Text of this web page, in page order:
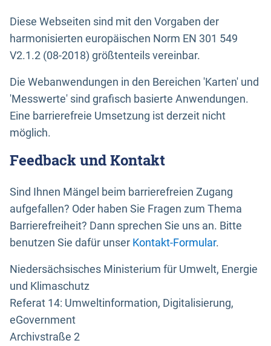
Diese Webseiten sind mit den Vorgaben der
harmonisierten europäischen Norm EN 301 549
V2.1.2 (08-2018) größtenteils vereinbar.
Die Webanwendungen in den Bereichen 'Karten' und
'Messwerte' sind grafisch basierte Anwendungen.
Eine barrierefreie Umsetzung ist derzeit nicht
möglich.
Feedback und Kontakt
Sind Ihnen Mängel beim barrierefreien Zugang
aufgefallen? Oder haben Sie Fragen zum Thema
Barrierefreiheit? Dann sprechen Sie uns an. Bitte
benutzen Sie dafür unser Kontakt-Formular.
Niedersächsisches Ministerium für Umwelt, Energie
und Klimaschutz
Referat 14: Umweltinformation, Digitalisierung,
eGovernment
Archivstraße 2